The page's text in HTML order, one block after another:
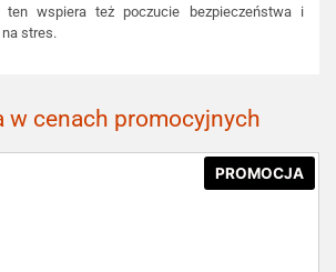
ten wspiera też poczucie bezpieczeństwa i
stres.
w cenach promocyjnych
PROMOCJA